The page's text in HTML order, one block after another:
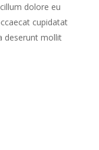
dolore eu
cupidatat
deserunt mollit